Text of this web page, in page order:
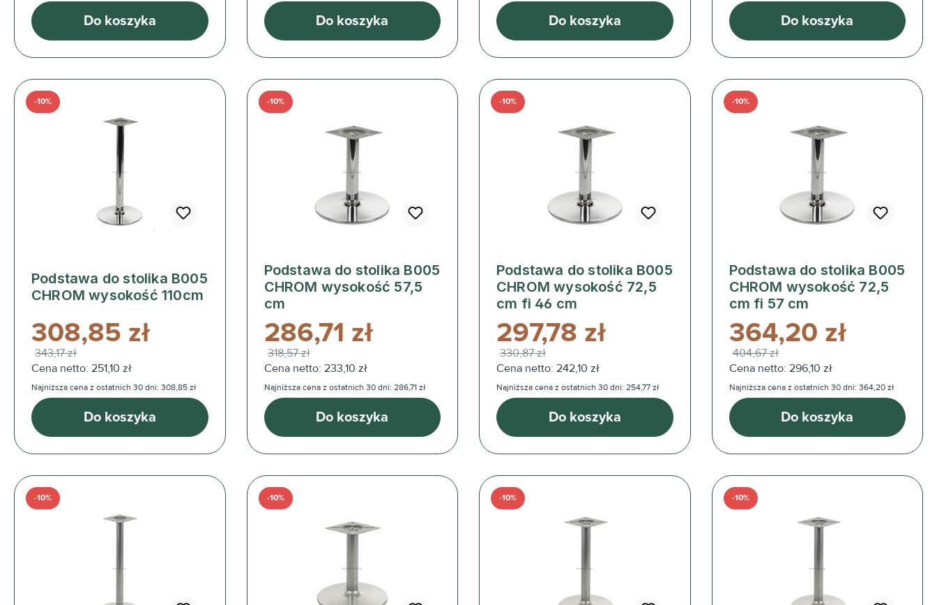
Do koszyka Do koszyka Do koszyka Do koszyka
Podstawa do stolika B005
CHROM wysokość 110cm
-10%
308,85 zł
343,17 zł
Cena netto: 251,10 zł
Najniższa cena z ostatnich 30 dni: 308,85 zł
Do koszyka
Podstawa do stolika B005
CHROM wysokość 57,5
cm
-10%
286,71 zł
318,57 zł
Cena netto: 233,10 zł
Najniższa cena z ostatnich 30 dni: 286,71 zł
Do koszyka
Podstawa do stolika B005
CHROM wysokość 72,5
cm fi 46 cm
-10%
297,78 zł
330,87 zł
Cena netto: 242,10 zł
Najniższa cena z ostatnich 30 dni: 254,77 zł
Do koszyka
Podstawa do stolika B005
CHROM wysokość 72,5
cm fi 57 cm
-10%
364,20 zł
404,67 zł
Cena netto: 296,10 zł
Najniższa cena z ostatnich 30 dni: 364,20 zł
Do koszyka
-10% -10% -10% -10%